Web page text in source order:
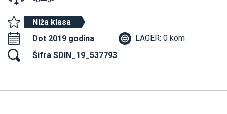
Niža klasa
Dot 2019 godina
LAGER: 0 kom
Šifra SDIN_19_537793